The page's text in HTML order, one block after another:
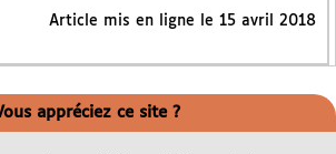
Article mis en ligne le 15 avril 2018
appréciez ce site ?